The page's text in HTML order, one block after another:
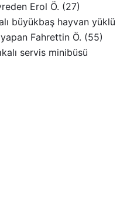
Erol Ö. (27)
büyükbaş hayvan yüklü
Fahrettin Ö. (55)
servis minibüsü